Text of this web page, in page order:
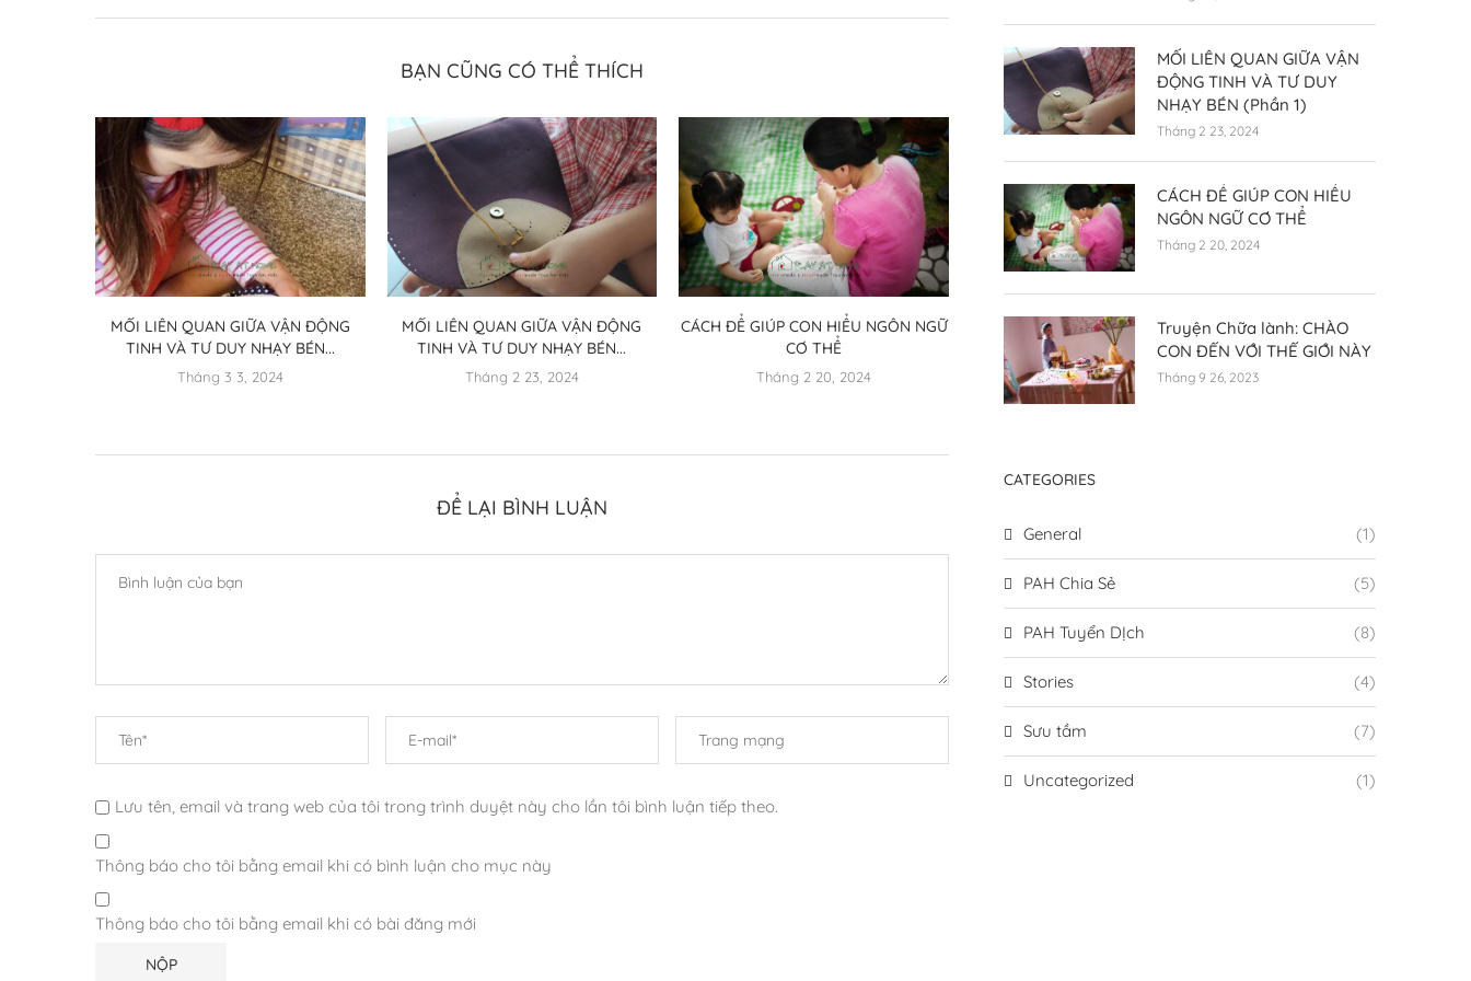
BẠN CŨNG CÓ THỂ THÍCH
MỐI LIÊN QUAN GIỮA VẬN ĐỘNG
TINH VÀ TƯ DUY NHẠY BÉN...
Tháng 3 3, 2024
MỐI LIÊN QUAN GIỮA VẬN ĐỘNG
TINH VÀ TƯ DUY NHẠY BÉN...
Tháng 2 23, 2024
CÁCH ĐỂ GIÚP CON HIỂU NGÔN NGỮ
CƠ THỂ
Tháng 2 20, 2024
TRẺ CON VÀ VIỆC MAY VÁ
Tháng 8 18, 2023
Fingerplays – Trò chơi
Tháng 6 9, 2023
ĐỂ LẠI BÌNH LUẬN
Lưu tên, email và trang web của tôi trong trình duyệt này cho lần tôi bình luận tiếp theo.
Thông báo cho tôi bằng email khi có bình luận cho mục này
Thông báo cho tôi bằng email khi có bài đăng mới
MỐI LIÊN QUAN GIỮA VẬN
ĐỘNG TINH VÀ TƯ DUY
NHẠY BÉN (Phần 1)
Tháng 2 23, 2024
CÁCH ĐỂ GIÚP CON HIỂU
NGÔN NGỮ CƠ THỂ
Tháng 2 20, 2024
Truyện Chữa lành: CHÀO
CON ĐẾN VỚI THẾ GIỚI NÀY
Tháng 9 26, 2023
CATEGORIES
General (1)
PAH Chia Sẻ (5)
PAH Tuyển DỊch (8)
Stories (4)
Sưu tầm (7)
Uncategorized (1)